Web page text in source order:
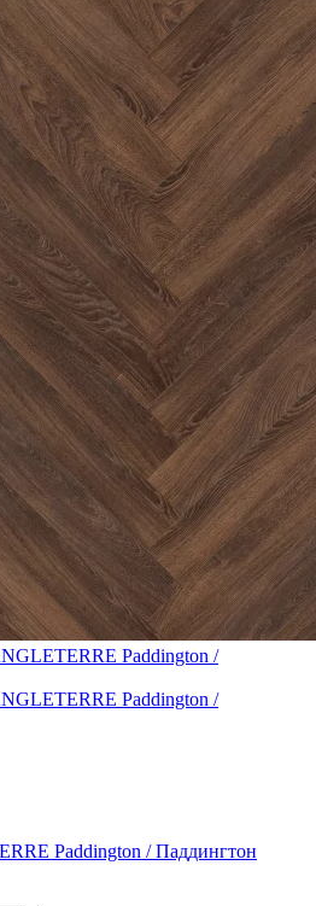
Paddington / Паддингтон